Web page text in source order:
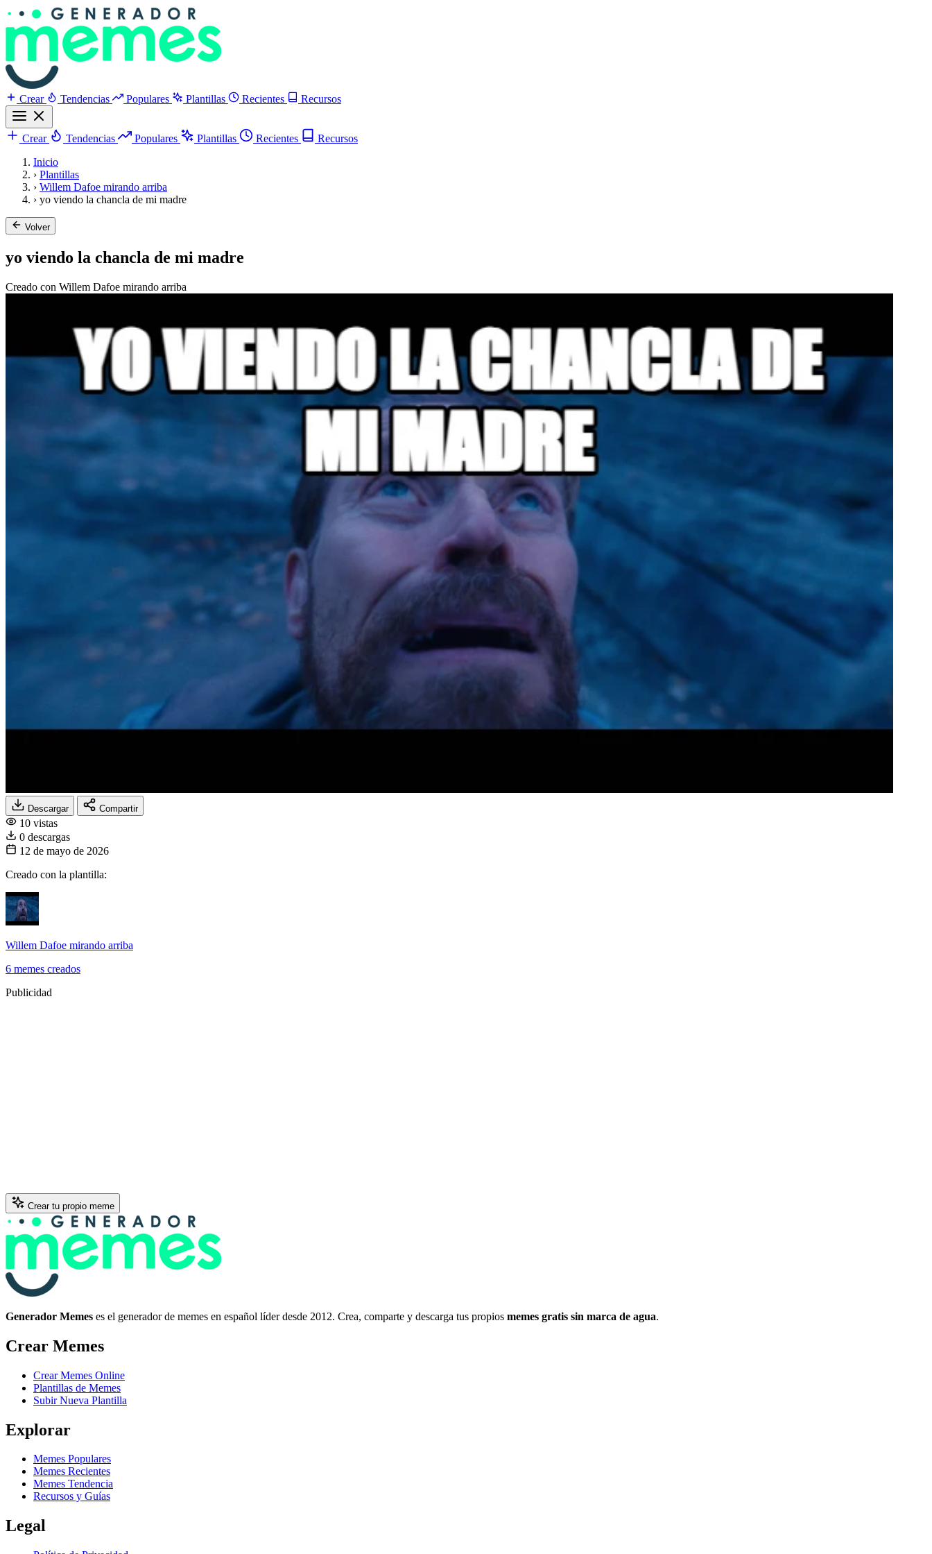
Crear Tendencias Populares Plantillas Recientes Recursos
Crear Tendencias Populares Plantillas Recientes
Recursos
Inicio
› Plantillas
› Willem Dafoe mirando arriba
› yo viendo la chancla de mi madre
Volver
yo viendo la chancla de mi madre
Creado con Willem Dafoe mirando arriba
Descargar Compartir
10 vistas
0 descargas
12 de mayo de 2026
Creado con la plantilla:
Willem Dafoe mirando arriba
6 memes creados
Publicidad
Crear tu propio meme
Generador Memes es el generador de memes en español líder desde 2012. Crea, comparte y descarga tus propios memes gratis sin marca de agua.
Crear Memes
Crear Memes Online
Plantillas de Memes
Subir Nueva Plantilla
Explorar
Memes Populares
Memes Recientes
Memes Tendencia
Recursos y Guías
Legal